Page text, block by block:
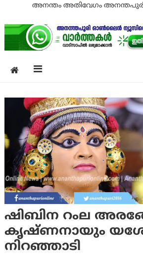
അനന്തം അതിവേഗം
ഷിബിന റംല
കൃഷ്ണനായും
നിറഞ്ഞാടി